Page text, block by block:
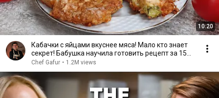
10:20
Кабачки с яйцами вкуснее мяса! Мало кто знает
секрет! Бабушка научила готовить рецепт за 15
минут
Chef Gafur • 1.2M views